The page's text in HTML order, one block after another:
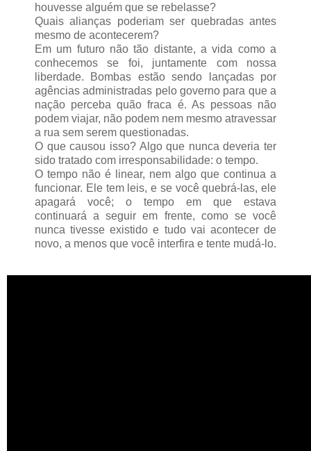
houvesse alguém que se rebelasse?
Quais alianças poderiam ser quebradas antes
mesmo de acontecerem?
Em um futuro não tão distante, a vida como a
conhecemos se foi, juntamente com nossa
liberdade. Bombas estão sendo lançadas por
agências administradas pelo governo para que a
nação perceba quão fraca é. As pessoas não
podem viajar, não podem nem mesmo atravessar
a rua sem serem questionadas.
O que causou isso? Algo que nunca deveria ter
sido tratado com irresponsabilidade: o tempo.
O tempo não é linear, nem algo que continua a
funcionar. Ele tem leis, e se você quebrá-las, ele
apagará você; o tempo em que estava
continuará a seguir em frente, como se você
nunca tivesse existido e tudo vai acontecer de
novo, a menos que você interfira e tente mudá-lo.